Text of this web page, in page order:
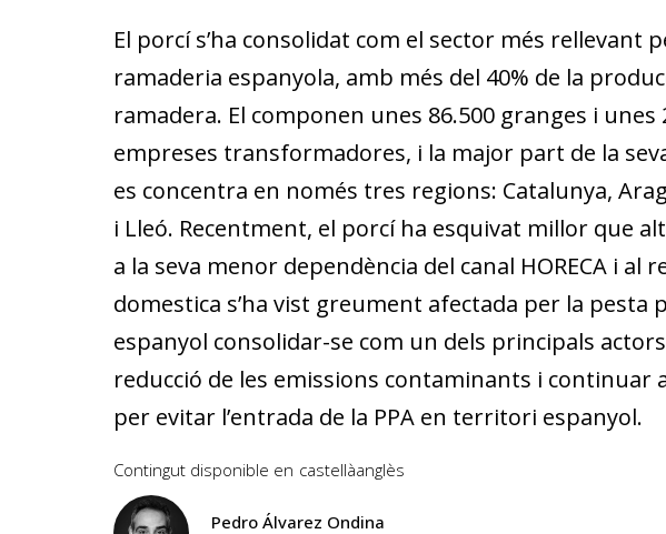
El porcí s’ha consolidat com el sector més rellevant
ramaderia espanyola, amb més del 40% de la
ramadera. El componen unes 86.500 granges i unes
empreses transformadores, i la major part de la
es concentra en només tres regions: Catalunya,
i Lleó. Recentment, el porcí ha esquivat millor que
a la seva menor dependència del canal HORECA i
domestica s’ha vist greument afectada per la
espanyol consolidar-se com un dels principals
reducció de les emissions contaminants i
per evitar l’entrada de la PPA en territori espanyol.
Contingut disponible en castellàanglès
Pedro Álvarez Ondina